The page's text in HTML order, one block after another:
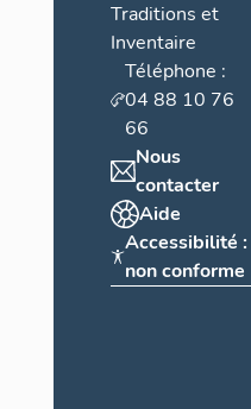
Traditions et
Inventaire
Téléphone :
04 88 10 76
66
Nous
contacter
Aide
Accessibilité :
non conforme